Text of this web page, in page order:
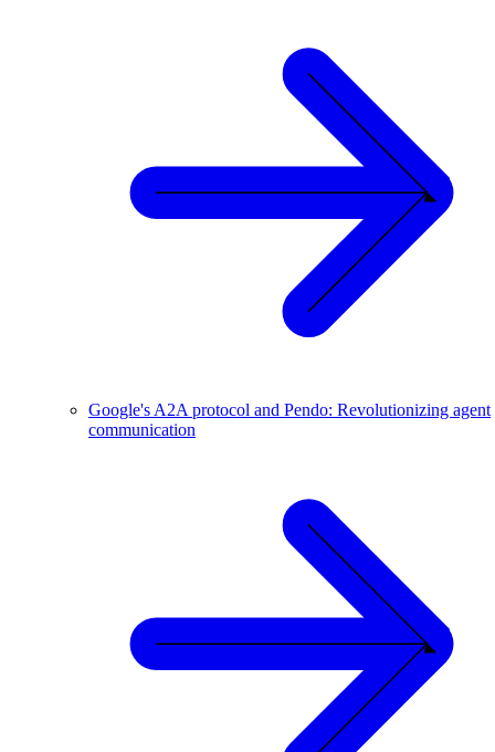
Google's A2A protocol and Pendo: Revolutionizing agent
communication